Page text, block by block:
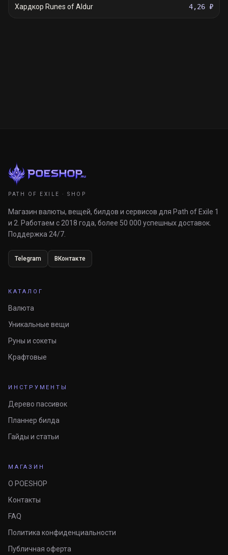
Хардкор Runes of Aldur 4,26 ₽
PATH OF EXILE · SHOP
Магазин валюты, вещей, билдов и сервисов для Path of Exile 1
и 2. Работаем с 2018 года, более 50 000 успешных доставок.
Поддержка 24/7.
Telegram ВКонтакте
КАТАЛОГ
Валюта
Уникальные вещи
Руны и сокеты
Крафтовые
ИНСТРУМЕНТЫ
Дерево пассивок
Планнер билда
Гайды и статьи
МАГАЗИН
О POESHOP
Контакты
FAQ
Политика конфиденциальности
Публичная оферта